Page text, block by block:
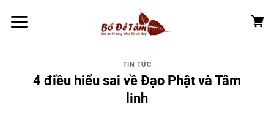
đến
TIN TỨC
4 điều hiểu sai về Đạo Phật và Tâm
linh